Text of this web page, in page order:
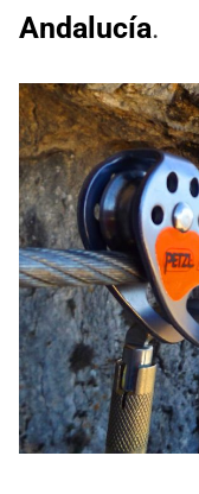
Andalucía.